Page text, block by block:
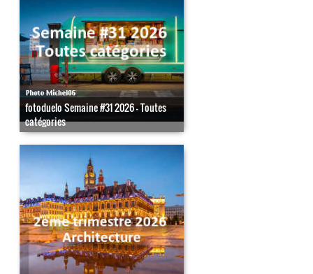
fotoduelo Semaine #31 2026 - Toutes
catégories